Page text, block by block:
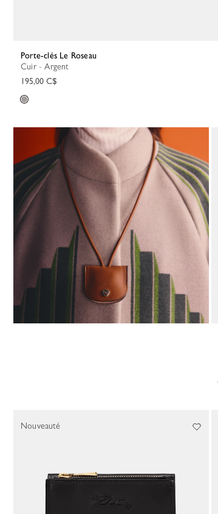
Porte-clés Le Roseau
Cuir - Argent
195,00 C$
Nouveauté